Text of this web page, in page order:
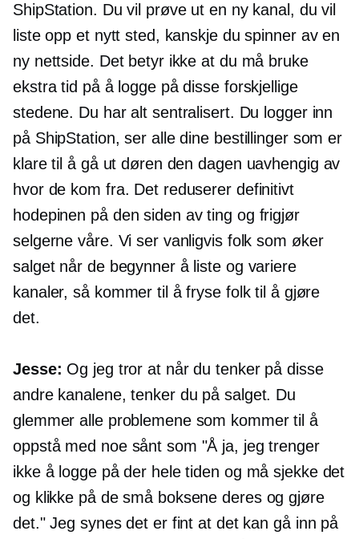
ShipStation. Du vil prøve ut en ny kanal, du vil
liste opp et nytt sted, kanskje du spinner av en
ny nettside. Det betyr ikke at du må bruke
ekstra tid på å logge på disse forskjellige
stedene. Du har alt sentralisert. Du logger inn
på ShipStation, ser alle dine bestillinger som er
klare til å gå ut døren den dagen uavhengig av
hvor de kom fra. Det reduserer definitivt
hodepinen på den siden av ting og frigjør
selgerne våre. Vi ser vanligvis folk som øker
salget når de begynner å liste og variere
kanaler, så kommer til å fryse folk til å gjøre
det.
Jesse: Og jeg tror at når du tenker på disse
andre kanalene, tenker du på salget. Du
glemmer alle problemene som kommer til å
oppstå med noe sånt som "Å ja, jeg trenger
ikke å logge på der hele tiden og må sjekke det
og klikke på de små boksene deres og gjøre
det." Jeg synes det er fint at det kan gå inn på